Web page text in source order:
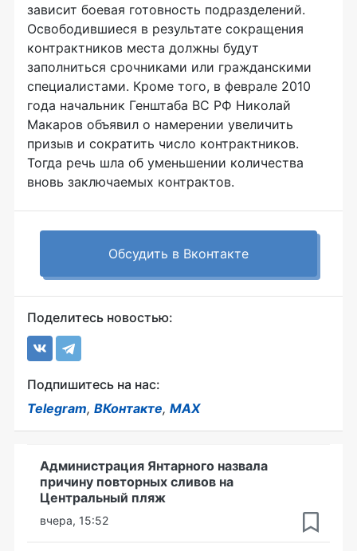
зависит боевая готовность подразделений.
Освободившиеся в результате сокращения
контрактников места должны будут
заполниться срочниками или гражданскими
специалистами. Кроме того, в феврале 2010
года начальник Генштаба ВС РФ Николай
Макаров объявил о намерении увеличить
призыв и сократить число контрактников.
Тогда речь шла об уменьшении количества
вновь заключаемых контрактов.
Обсудить в Вконтакте
Поделитесь новостью:
Подпишитесь на нас:
Telegram, ВКонтакте, MAX
Администрация Янтарного назвала
причину повторных сливов на
Центральный пляж
вчера, 15:52